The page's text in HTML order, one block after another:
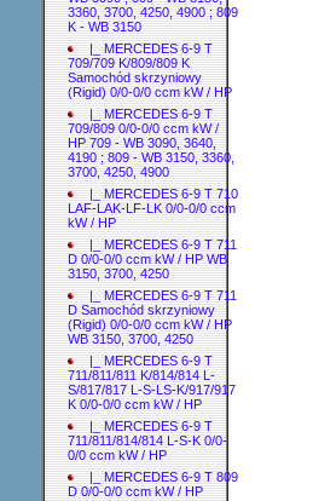
3360, 3700, 4250, 4900 ; 809
K - WB 3150
|_ MERCEDES 6-9 T
709/709 K/809/809 K
Samochód skrzyniowy
(Rigid) 0/0-0/0 ccm kW / HP
|_ MERCEDES 6-9 T
709/809 0/0-0/0 ccm kW /
HP 709 - WB 3090, 3640,
4190 ; 809 - WB 3150, 3360,
3700, 4250, 4900
|_ MERCEDES 6-9 T 710
LAF-LAK-LF-LK 0/0-0/0 ccm
kW / HP
|_ MERCEDES 6-9 T 711
D 0/0-0/0 ccm kW / HP WB
3150, 3700, 4250
|_ MERCEDES 6-9 T 711
D Samochód skrzyniowy
(Rigid) 0/0-0/0 ccm kW / HP
WB 3150, 3700, 4250
|_ MERCEDES 6-9 T
711/811/811 K/814/814 L-
S/817/817 L-S-LS-K/917/917
K 0/0-0/0 ccm kW / HP
|_ MERCEDES 6-9 T
711/811/814/814 L-S-K 0/0-
0/0 ccm kW / HP
|_ MERCEDES 6-9 T 809
D 0/0-0/0 ccm kW / HP